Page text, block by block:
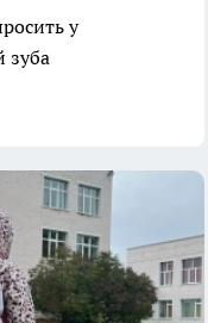
у
зуба